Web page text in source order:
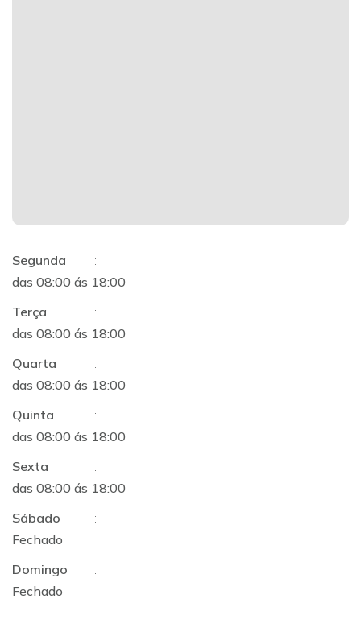
Segunda
:
das 08:00 ás 18:00
Terça
:
das 08:00 ás 18:00
Quarta
:
das 08:00 ás 18:00
Quinta
:
das 08:00 ás 18:00
Sexta
:
das 08:00 ás 18:00
Sábado
:
Fechado
Domingo
:
Fechado